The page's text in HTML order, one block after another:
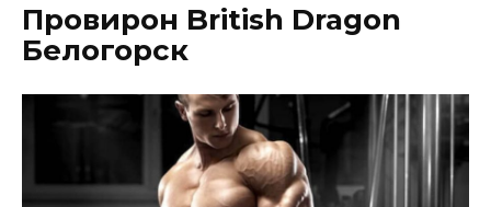
Провирон British Dragon
Белогорск